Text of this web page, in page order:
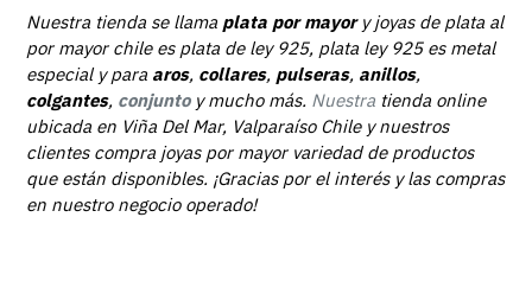
Nuestra tienda se llama plata por mayory joyas de plata al
por mayor chile es plata de ley 925, plata ley 925 es metal
especial y para aros, collares, pulseras, anillos,
colgantes, conjunto y mucho más. Nuestra tienda online
ubicada en Viña Del Mar, Valparaíso Chile y nuestros
clientes compra joyas por mayor variedad de productos
que están disponibles. ¡Gracias por el interés y las compras
en nuestro negocio operado!